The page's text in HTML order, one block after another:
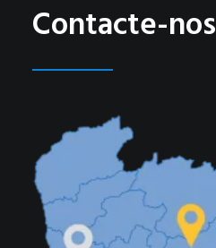
Contacte-nos